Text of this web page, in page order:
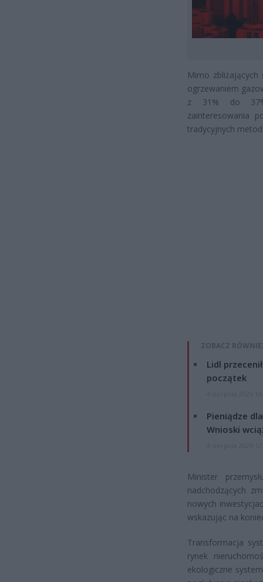
Mimo zbliżających
ogrzewaniem
z 31% do 37%.
zainteresowania
tradycyjnych
ZOBACZ
Lidl
początek
Pieniądze
Wnioski
Minister
nadchodzących
nowych
wskazując na
Transformacja
rynek
ekologiczne